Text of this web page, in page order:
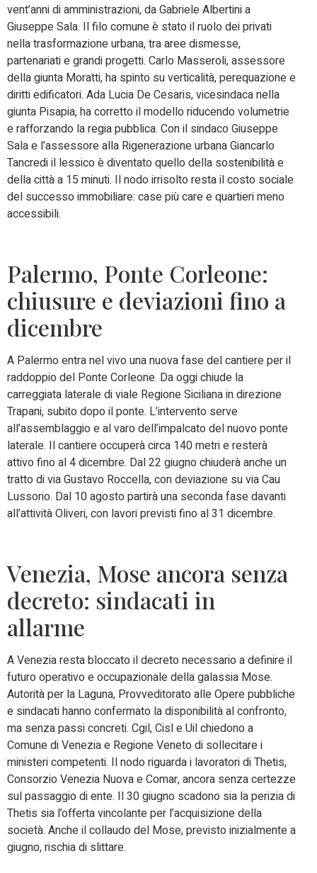
vent’anni di amministrazioni, da Gabriele Albertini a
Giuseppe Sala. Il filo comune è stato il ruolo dei privati
nella trasformazione urbana, tra aree dismesse,
partenariati e grandi progetti. Carlo Masseroli, assessore
della giunta Moratti, ha spinto su verticalità, perequazione e
diritti edificatori. Ada Lucia De Cesaris, vicesindaca nella
giunta Pisapia, ha corretto il modello riducendo volumetrie
e rafforzando la regia pubblica. Con il sindaco Giuseppe
Sala e l’assessore alla Rigenerazione urbana Giancarlo
Tancredi il lessico è diventato quello della sostenibilità e
della città a 15 minuti. Il nodo irrisolto resta il costo sociale
del successo immobiliare: case più care e quartieri meno
accessibili.
Palermo, Ponte Corleone:
chiusure e deviazioni fino a
dicembre
A Palermo entra nel vivo una nuova fase del cantiere per il
raddoppio del Ponte Corleone. Da oggi chiude la
carreggiata laterale di viale Regione Siciliana in direzione
Trapani, subito dopo il ponte. L’intervento serve
all’assemblaggio e al varo dell’impalcato del nuovo ponte
laterale. Il cantiere occuperà circa 140 metri e resterà
attivo fino al 4 dicembre. Dal 22 giugno chiuderà anche un
tratto di via Gustavo Roccella, con deviazione su via Cau
Lussorio. Dal 10 agosto partirà una seconda fase davanti
all’attività Oliveri, con lavori previsti fino al 31 dicembre.
Venezia, Mose ancora senza
decreto: sindacati in
allarme
A Venezia resta bloccato il decreto necessario a definire il
futuro operativo e occupazionale della galassia Mose.
Autorità per la Laguna, Provveditorato alle Opere pubbliche
e sindacati hanno confermato la disponibilità al confronto,
ma senza passi concreti. Cgil, Cisl e Uil chiedono a
Comune di Venezia e Regione Veneto di sollecitare i
ministeri competenti. Il nodo riguarda i lavoratori di Thetis,
Consorzio Venezia Nuova e Comar, ancora senza certezze
sul passaggio di ente. Il 30 giugno scadono sia la perizia di
Thetis sia l’offerta vincolante per l’acquisizione della
società. Anche il collaudo del Mose, previsto inizialmente a
giugno, rischia di slittare.